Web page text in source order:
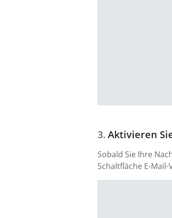
Aktivieren
Sobald Sie Ihre
Schaltfläche E-